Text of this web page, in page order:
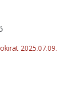
2025.07.09.